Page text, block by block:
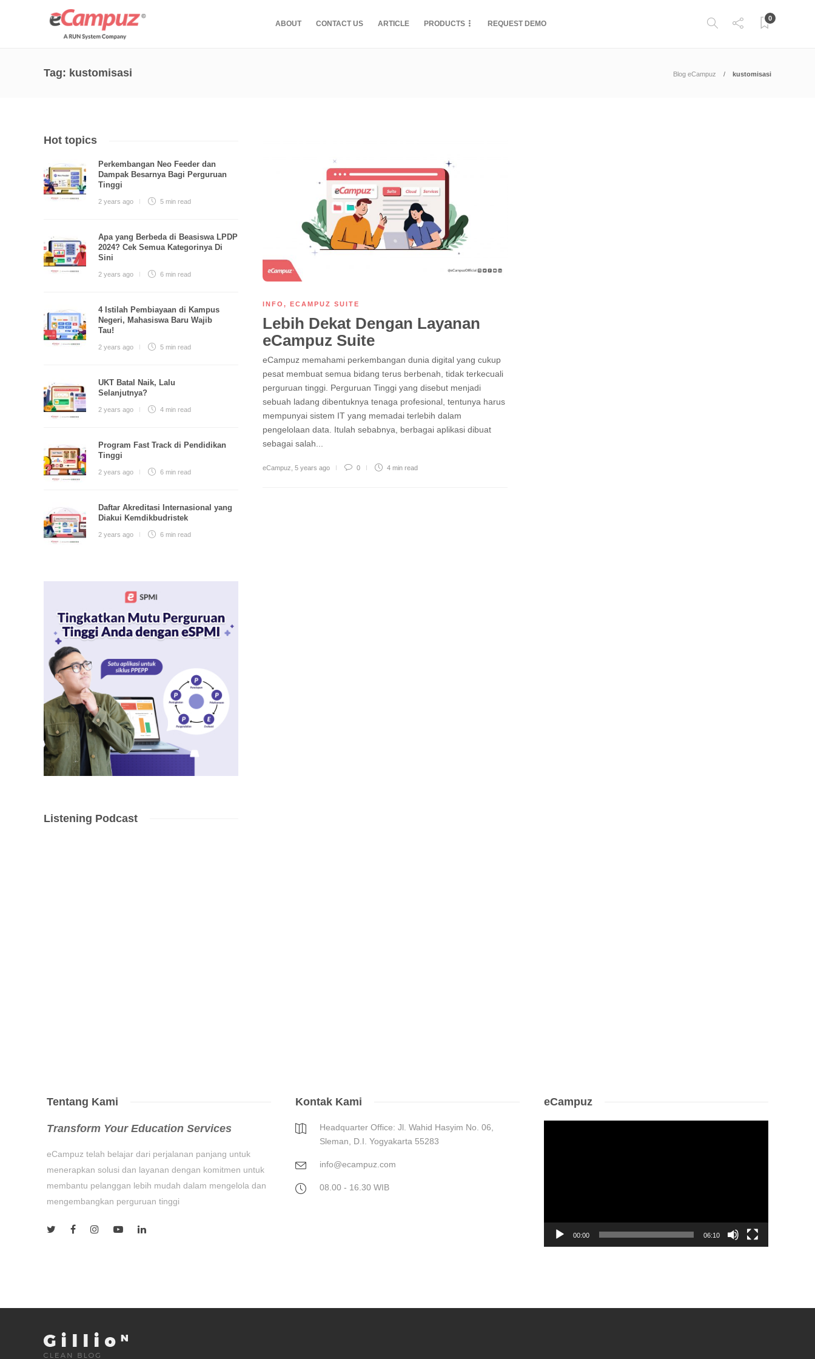
ABOUT CONTACT US ARTICLE PRODUCTS REQUEST DEMO
0
Tag: kustomisasi Blog eCampuz kustomisasi
INFO , ECAMPUZ SUITE
Lebih Dekat Dengan Layanan
eCampuz Suite
eCampuz memahami perkembangan dunia digital yang cukup
pesat membuat semua bidang terus berbenah, tidak terkecuali
perguruan tinggi. Perguruan Tinggi yang disebut menjadi
sebuah ladang dibentuknya tenaga profesional, tentunya harus
mempunyai sistem IT yang memadai terlebih dalam
pengelolaan data. Itulah sebabnya, berbagai aplikasi dibuat
sebagai salah...
eCampuz 5 years ago 0 4 min read
Hot topics
Perkembangan Neo Feeder dan
Dampak Besarnya Bagi Perguruan
Tinggi
2 years ago 5 min read
Apa yang Berbeda di Beasiswa LPDP
2024? Cek Semua Kategorinya Di
Sini
2 years ago 6 min read
4 Istilah Pembiayaan di Kampus
Negeri, Mahasiswa Baru Wajib
Tau!
2 years ago 5 min read
UKT Batal Naik, Lalu
Selanjutnya?
2 years ago 4 min read
Program Fast Track di Pendidikan
Tinggi
2 years ago 6 min read
Daftar Akreditasi Internasional yang
Diakui Kemdikbudristek
2 years ago 6 min read
Listening Podcast
Tentang Kami
Transform Your Education Services
eCampuz telah belajar dari perjalanan panjang untuk
menerapkan solusi dan layanan dengan komitmen untuk
membantu pelanggan lebih mudah dalam mengelola dan
mengembangkan perguruan tinggi
Kontak Kami
Headquarter Office: Jl. Wahid Hasyim No. 06,
Sleman, D.I. Yogyakarta 55283
info@ecampuz.com
08.00 - 16.30 WIB
eCampuz
00:00 06:10